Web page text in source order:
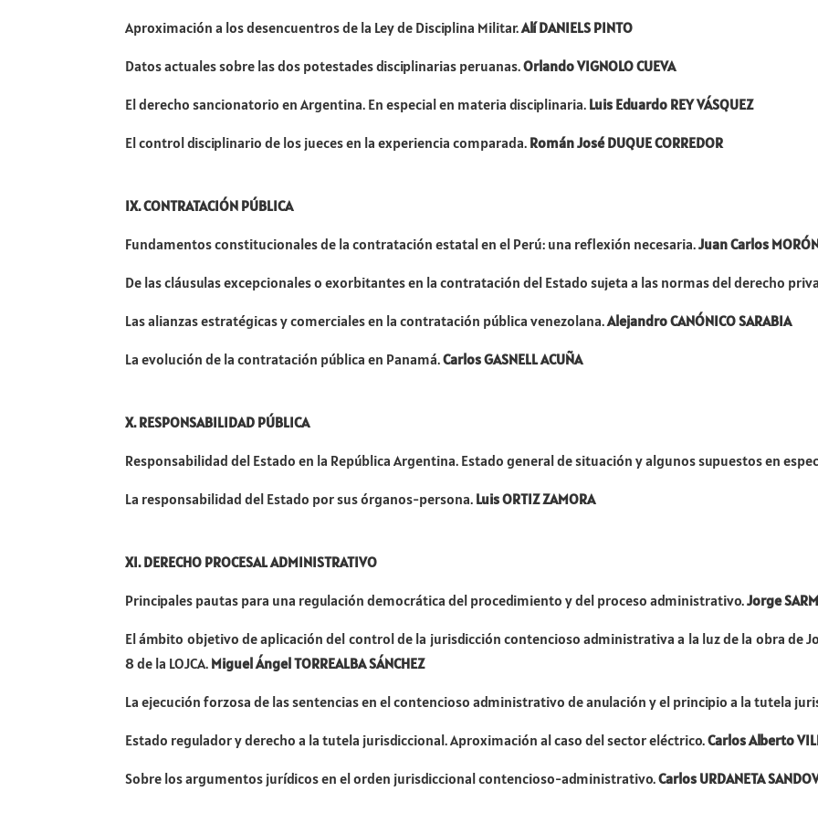
Aproximación a los desencuentros de la Ley de Disciplina Militar.Alí DANIELS PINTO
Datos actuales sobre las dos potestades disciplinarias peruanas.Orlando VIGNOLO CUEVA
El derecho sancionatorio en Argentina. En especial en materia disciplinaria. Luis Eduardo REY VÁSQUEZ
El control disciplinario de los jueces en la experiencia comparada. Román José DUQUE CORREDOR
IX. CONTRATACIÓN PÚBLICA
Fundamentos constitucionales de la contratación estatal en el Perú: una reflexión necesaria.Juan Carlos
De las cláusulas excepcionales o exorbitantes en la contratación del Estado sujeta a las normas del derecho
Las alianzas estratégicas y comerciales en la contratación pública venezolana.Alejandro CANÓNICO SARABIA
La evolución de la contratación pública en Panamá.Carlos GASNELL ACUÑA
X. RESPONSABILIDAD PÚBLICA
Responsabilidad del Estado en la República Argentina. Estado general de situación y algunos supuestos en
La responsabilidad del Estado por sus órganos-persona. Luis ORTIZ ZAMORA
XI. DERECHO PROCESAL ADMINISTRATIVO
Principales pautas para una regulación democrática del procedimiento y del proceso administrativo.Jorge
El ámbito objetivo de aplicación del control de la jurisdicción contencioso administrativa a la luz de la obra de
8 de la LOJCA. Miguel Ángel TORREALBA SÁNCHEZ
La ejecución forzosa de las sentencias en el contencioso administrativo de anulación y el principio a la tutela
Estado regulador y derecho a la tutela jurisdiccional. Aproximación al caso del sector eléctrico.Carlos Alberto
Sobre los argumentos jurídicos en el orden jurisdiccional contencioso-administrativo.Carlos URDANETA